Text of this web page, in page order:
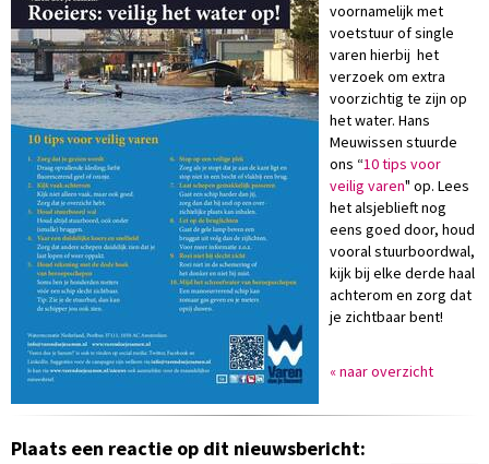
voornamelijk met
voetstuur of single
varen hierbij het
verzoek om extra
voorzichtig te zijn op
het water. Hans
Meuwissen stuurde
ons “10 tips voor
veilig varen" op. Lees
het alsjeblieft nog
eens goed door, houd
vooral stuurboordwal,
kijk bij elke derde haal
achterom en zorg dat
je zichtbaar bent!
« naar overzicht
Plaats een reactie op dit nieuwsbericht: